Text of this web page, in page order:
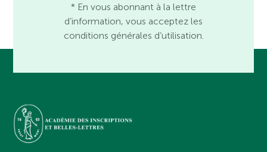
* En vous abonnant à la lettre
d’information, vous acceptez les
conditions générales d’utilisation.